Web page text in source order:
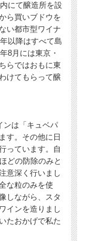
れぞれのタイミングの
で表現しようというワ
にフジマル のデラウ
だきたいキュベです。
亜硫酸塩を添加して、
ラウェアを除梗破砕
亜硫酸塩を添加してク
レスタンクへ澱引きし
にて醸造所を設
ら買いブドウを
い都市型ワイナ
以降はすべて島
8月には東京・
らではおもに東
けてもらって醸
ンは「キュベパ
す。その他に日
っています。自
どの防除のみと
意深く行いまし
な粒のみを使
しながら、スタ
インを造りまし
たおかげで私た